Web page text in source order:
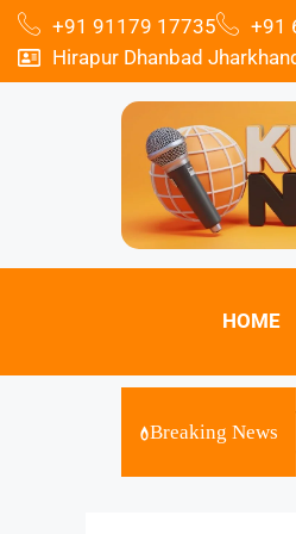
+91 91179 17735 +91
Hirapur Dhanbad
HOME
Breaking News
धनबाद में स्तनपान जागरूकता
August 7, 2026